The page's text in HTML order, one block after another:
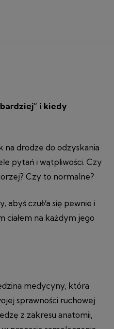
i kiedy
drodze do odzyskania
pytań i wątpliwości. Czy
Czy to normalne?
abyś czuł/a się pewnie i
ciałem na każdym jego
medycyny, która
sprawności ruchowej
z zakresu anatomii,